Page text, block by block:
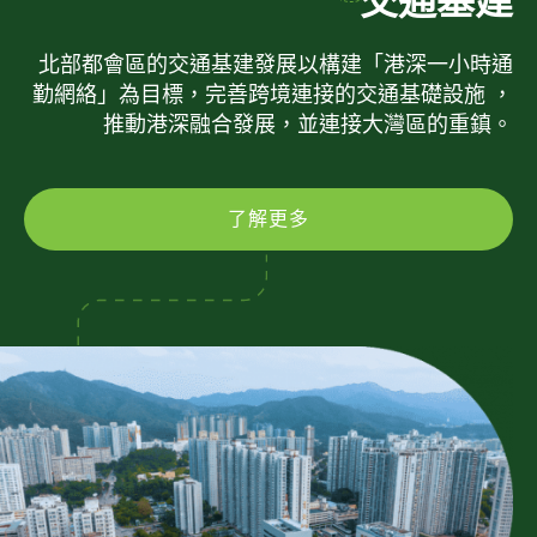
北部都會區的交通基建發展以構建「港深一小時通
勤網絡」為目標，完善跨境連接的交通基礎設施 ，
推動港深融合發展，並連接大灣區的重鎮。
了解更多